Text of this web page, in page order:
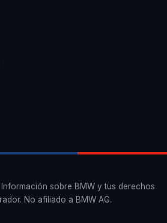
sobre BMW y tus derechos
No afiliado a BMW AG.